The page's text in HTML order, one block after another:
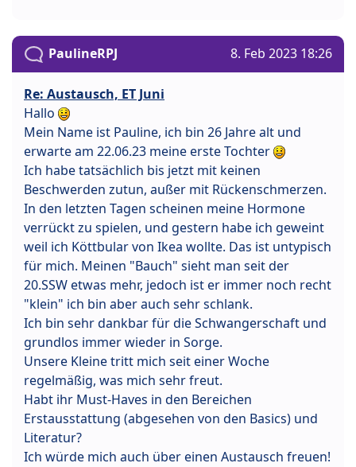
PaulineRPJ 8. Feb 2023 18:26
Re: Austausch, ET Juni
Hallo
Mein Name ist Pauline, ich bin 26 Jahre alt und
erwarte am 22.06.23 meine erste Tochter
Ich habe tatsächlich bis jetzt mit keinen
Beschwerden zutun, außer mit Rückenschmerzen.
In den letzten Tagen scheinen meine Hormone
verrückt zu spielen, und gestern habe ich geweint
weil ich Köttbular von Ikea wollte. Das ist untypisch
für mich. Meinen "Bauch" sieht man seit der
20.SSW etwas mehr, jedoch ist er immer noch recht
"klein" ich bin aber auch sehr schlank.
Ich bin sehr dankbar für die Schwangerschaft und
grundlos immer wieder in Sorge.
Unsere Kleine tritt mich seit einer Woche
regelmäßig, was mich sehr freut.
Habt ihr Must-Haves in den Bereichen
Erstausstattung (abgesehen von den Basics) und
Literatur?
Ich würde mich auch über einen Austausch freuen!